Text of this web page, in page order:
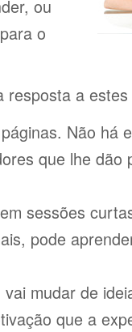
ou
o
resposta a
Não há
que lhe dão
sessões
pode
mudar de
que a